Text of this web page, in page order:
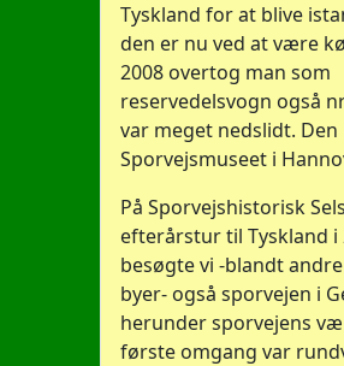
Tyskland for at blive
den er nu ved at være
2008 overtog man som
reservedelsvogn også
var meget nedslidt.
Sporvejsmuseet i
På Sporvejshistorisk
efterårstur til Tyskland i
besøgte vi -blandt
byer- også sporvejen i
herunder sporvejens
første omgang var